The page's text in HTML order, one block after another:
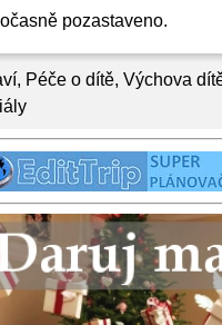
, Péče o dítě, Výchova
pozastaveno.